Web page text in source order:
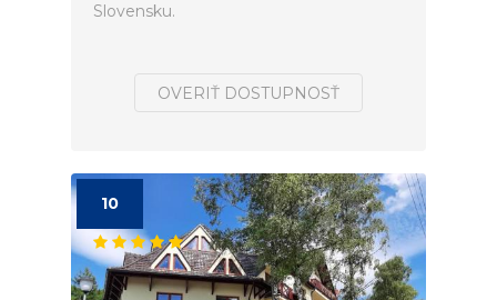
Slovensku.
OVERIŤ DOSTUPNOSŤ
10